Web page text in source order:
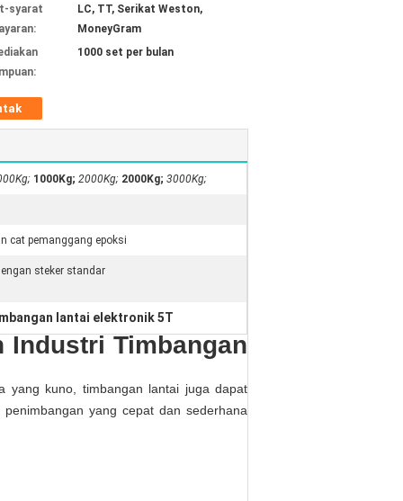
syarat
LC, TT, Serikat Weston,
MoneyGram
1000 set per bulan
1000Kg; 2000Kg; 2000Kg; 3000Kg;
cat pemanggang epoksi
steker standar
lantai elektronik 5T
Industri Timbangan
yang kuno, timbangan lantai juga dapat
yang cepat dan sederhana